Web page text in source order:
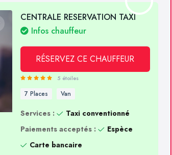
CENTRALE RESERVATION TAXI
Infos chauffeur
RÉSERVEZ CE CHAUFFEUR
5 étoiles
7 Places Van
Services :
Taxi conventionné
Paiements acceptés :
Espèce
Carte bancaire